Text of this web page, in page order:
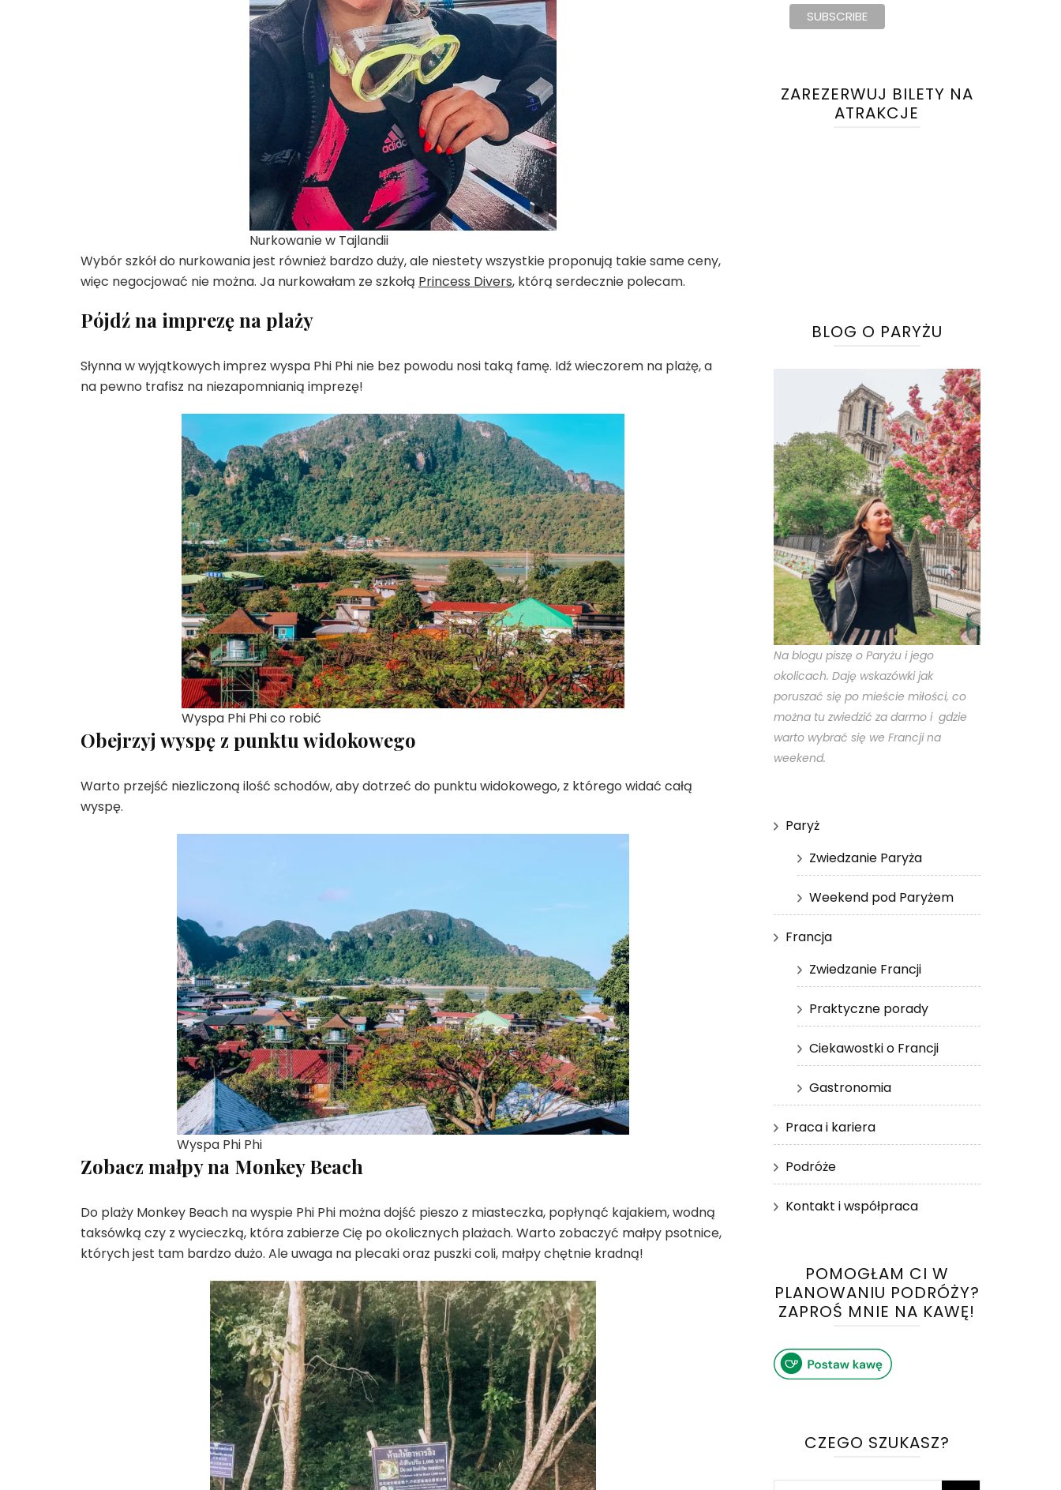
Nurkowanie w Tajlandii
Wybór szkół do nurkowania jest również bardzo duży, ale niestety wszystkie proponują takie same ceny,
więc negocjować nie można. Ja nurkowałam ze szkołą Princess Divers, którą serdecznie polecam.
Pójdź na imprezę na plaży
Słynna w wyjątkowych imprez wyspa Phi Phi nie bez powodu nosi taką famę. Idź wieczorem na plażę, a
na pewno trafisz na niezapomnianią imprezę!
Wyspa Phi Phi co robić
Obejrzyj wyspę z punktu widokowego
Warto przejść niezliczoną ilość schodów, aby dotrzeć do punktu widokowego, z którego widać całą
wyspę.
Wyspa Phi Phi
Zobacz małpy na Monkey Beach
Do plaży Monkey Beach na wyspie Phi Phi można dojść pieszo z miasteczka, popłynąć kajakiem, wodną
taksówką czy z wycieczką, która zabierze Cię po okolicznych plażach. Warto zobaczyć małpy psotnice,
których jest tam bardzo dużo. Ale uwaga na plecaki oraz puszki coli, małpy chętnie kradną!
ZAREZERWUJ BILETY NA
ATRAKCJE
BLOG O PARYŻU
Na blogu piszę o Paryżu i jego
okolicach. Daję wskazówki jak
poruszać się po mieście miłości, co
można tu zwiedzić za darmo i gdzie
warto wybrać się we Francji na
weekend.
Paryż
Zwiedzanie Paryża
Weekend pod Paryżem
Francja
Zwiedzanie Francji
Praktyczne porady
Ciekawostki o Francji
Gastronomia
Praca i kariera
Podróże
Kontakt i współpraca
POMOGŁAM CI W
PLANOWANIU PODRÓŻY?
ZAPROŚ MNIE NA KAWĘ!
CZEGO SZUKASZ?